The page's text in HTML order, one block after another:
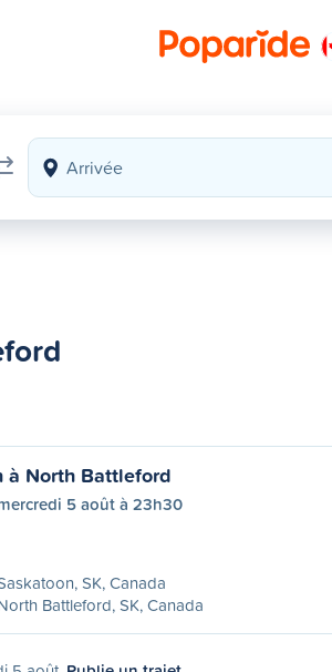
à North Battleford
5 août à 23h30
SK, Canada
Battleford, SK, Canada